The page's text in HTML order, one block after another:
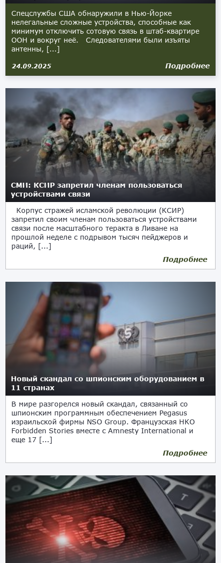
Спецслужбы США обнаружили в Нью-Йорке
нелегальные сложные устройства, способные как
минимум отключить сотовую связь в штаб-квартире
ООН и вокруг неё. Следователями были изъяты
антенны, [...]
24.09.2025 Подробнее
СМИ: КСИР запретил членам пользоваться
устройствами связи
Корпус стражей исламской революции (КСИР)
запретил своим членам пользоваться устройствами
связи после масштабного теракта в Ливане на
прошлой неделе с подрывом тысяч пейджеров и
раций, [...]
Подробнее
Новый скандал со шпионским оборудованием в
11 странах
В мире разгорелся новый скандал, связанный со
шпионским программным обеспечением Pegasus
израильской фирмы NSO Group. Французская НКО
Forbidden Stories вместе с Amnesty International и
еще 17 [...]
Подробнее